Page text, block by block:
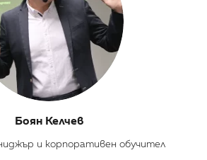
Боян Келчев
и корпоративен обучител